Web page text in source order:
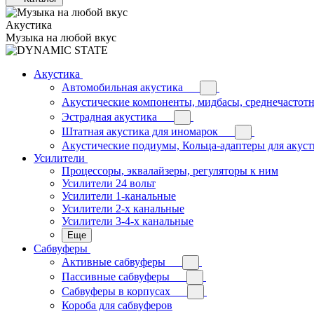
Акустика
Музыка на любой вкус
Акустика
Автомобильная акустика
Акустические компоненты, мидбасы,
Эстрадная акустика
Штатная акустика для иномарок
Акустические подиумы, Кольца-адаптеры для
Усилители
Процессоры, эквалайзеры, регуляторы к ним
Усилители 24 вольт
Усилители 1-канальные
Усилители 2-х канальные
Усилители 3-4-х канальные
Еще
Сабвуферы
Активные сабвуферы
Пассивные сабвуферы
Сабвуферы в корпусах
Короба для сабвуферов